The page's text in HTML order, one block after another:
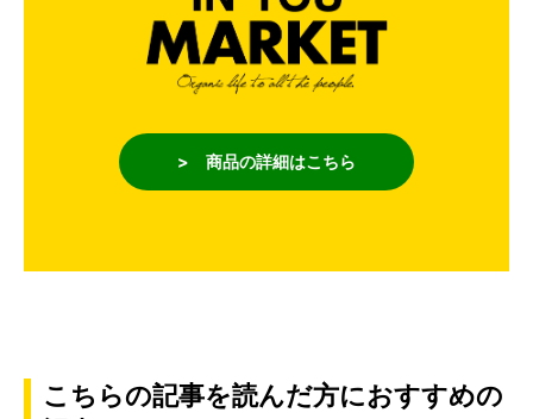
> 商品の詳細はこちら
こちらの記事を読んだ方におすすめの